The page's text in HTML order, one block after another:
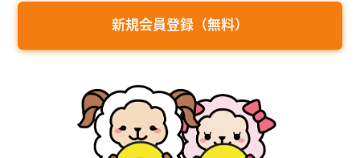
新規会員登録（無料）